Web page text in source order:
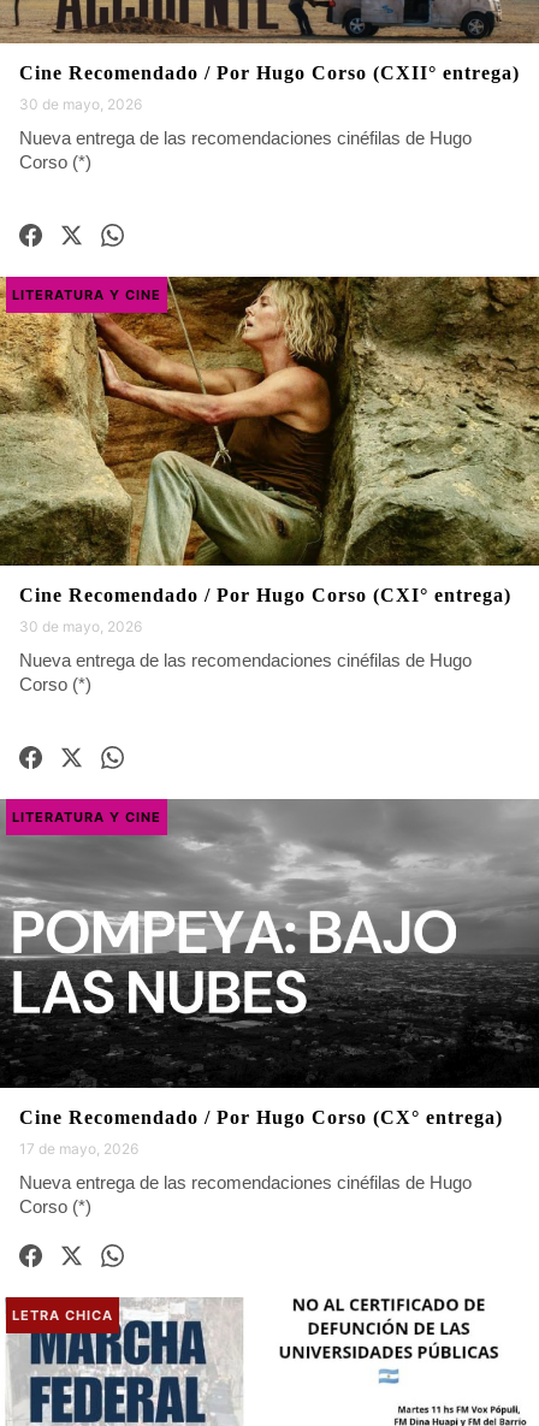
Cine Recomendado / Por Hugo Corso (CXII° entrega)
30 de mayo, 2026
Nueva entrega de las recomendaciones cinéfilas de Hugo
Corso (*)
LITERATURA Y CINE
Cine Recomendado / Por Hugo Corso (CXI° entrega)
30 de mayo, 2026
Nueva entrega de las recomendaciones cinéfilas de Hugo
Corso (*)
LITERATURA Y CINE
Cine Recomendado / Por Hugo Corso (CX° entrega)
17 de mayo, 2026
Nueva entrega de las recomendaciones cinéfilas de Hugo
Corso (*)
LETRA CHICA